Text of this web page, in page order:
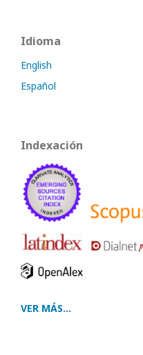
Idioma
English
Español
Indexación
VER MÁS...